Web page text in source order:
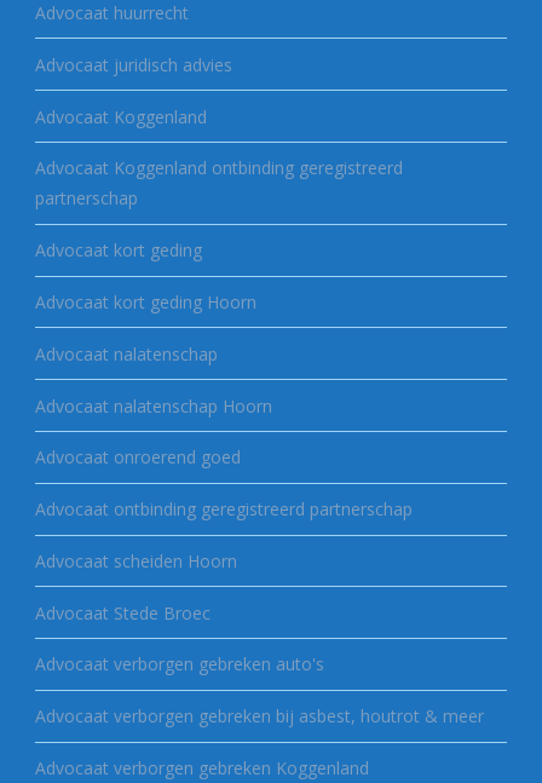
Advocaat huurrecht
Advocaat juridisch advies
Advocaat Koggenland
Advocaat Koggenland ontbinding geregistreerd
partnerschap
Advocaat kort geding
Advocaat kort geding Hoorn
Advocaat nalatenschap
Advocaat nalatenschap Hoorn
Advocaat onroerend goed
Advocaat ontbinding geregistreerd partnerschap
Advocaat scheiden Hoorn
Advocaat Stede Broec
Advocaat verborgen gebreken auto's
Advocaat verborgen gebreken bij asbest, houtrot & meer
Advocaat verborgen gebreken Koggenland